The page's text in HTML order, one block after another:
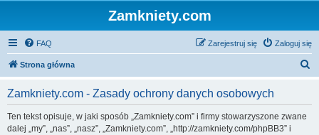
Zamkniety.com
FAQ Zaloguj się
Zarejestruj się
Strona główna
Zamkniety.com - Zasady ochrony danych osobowych
Ten tekst opisuje, w jaki sposób „Zamkniety.com” i firmy stowarzyszone zwane
dalej „my”, „nas”, „nasz”, „Zamkniety.com”, „http://zamkniety.com/phpBB3” i